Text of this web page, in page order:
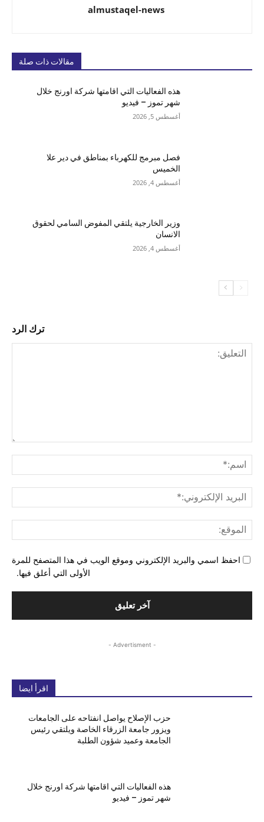
almustaqel-news
مقالات ذات صلة
هذه الفعاليات التي اقامتها شركة اورنج خلال
شهر تموز – فيديو
أغسطس 5, 2026
فصل مبرمج للكهرباء بمناطق في دير علا
الخميس
أغسطس 4, 2026
وزير الخارجية يلتقي المفوض السامي لحقوق
الانسان
أغسطس 4, 2026
ترك الرد
احفظ اسمي والبريد الإلكتروني وموقع الويب في هذا المتصفح للمرة
الأولى التي أعلق فيها.
- Advertisment -
اقرأ ايضا
حزب الإصلاح يواصل انفتاحه على الجامعات
ويزور جامعة الزرقاء الخاصة ويلتقي رئيس
الجامعة وعميد شؤون الطلبة
هذه الفعاليات التي اقامتها شركة اورنج خلال
شهر تموز – فيديو